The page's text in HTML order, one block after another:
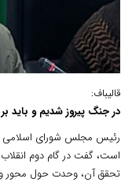
قالیباف:
در جنگ پیروز شدیم و باید
رئیس مجلس شورای اسلامی
است، گفت در گام دوم
تحقق آن، وحدت حول محور